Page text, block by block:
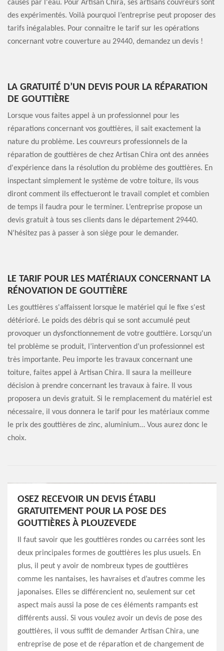
causés par l'eau. Pour Artisan Chira, ses artisans couvreurs sont
des expérimentés. Voilà pourquoi l’entreprise peut proposer des
tarifs inégalables. Pour connaitre le tarif sur les opérations
concernant votre couverture au 29440, demandez un devis !
LA GRATUITÉ D’UN DEVIS POUR LA RÉPARATION
DE GOUTTIÈRE
Lorsque vous faites appel à un professionnel pour les
réparations concernant vos gouttières, il sait exactement la
nature du problème. Les couvreurs professionnels de la
réparation de gouttières de chez Artisan Chira ont des années
d'expérience dans la résolution du problème des gouttières. En
inspectant simplement le système de votre toiture, ils vous
diront comment ils effectueront le travail complet et combien
de temps il faudra pour le terminer. L’entreprise propose un
devis gratuit à tous ses clients dans le département 29440.
N’hésitez pas à passer à son siège pour le demander.
LE TARIF POUR LES MATÉRIAUX CONCERNANT LA
RÉNOVATION DE GOUTTIÈRE
Les gouttières s'affaissent lorsque le matériel qui le fixe s'est
détérioré. Le poids des débris qui se sont accumulé peut
provoquer un dysfonctionnement de votre gouttière. Lorsqu'un
tel problème se produit, l’intervention d’un professionnel est
très importante. Peu importe les travaux concernant une
toiture, faites appel à Artisan Chira. Il saura la meilleure
décision à prendre concernant les travaux à faire. Il vous
proposera un devis gratuit. Si le remplacement du matériel est
nécessaire, il vous donnera le tarif pour les matériaux comme
le prix des gouttières de zinc, aluminium… Vous aurez donc le
choix.
OSEZ RECEVOIR UN DEVIS ÉTABLI
GRATUITEMENT POUR LA POSE DES
GOUTTIÈRES À PLOUZEVEDE
Il faut savoir que les gouttières rondes ou carrées sont les
deux principales formes de gouttières les plus usuels. En
plus, il peut y avoir de nombreux types de gouttières
comme les nantaises, les havraises et d’autres comme les
japonaises. Elles se différencient no, seulement sur cet
aspect mais aussi la pose de ces éléments rampants est
différents aussi. Si vous voulez avoir un devis de pose des
gouttières, il vous suffit de demander Artisan Chira, une
entreprise de pose et de réparation et de changement de